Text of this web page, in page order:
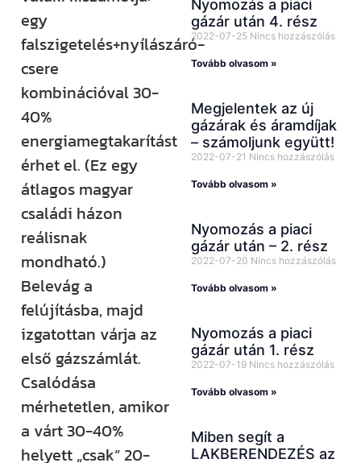
egy
falszigetelés+nyílászáró-
csere
kombinációval 30-
40%
energiamegtakarítást
érhet el. (Ez egy
átlagos magyar
családi házon
reálisnak
mondható.)
Belevág a
felújításba, majd
izgatottan várja az
első gázszámlát.
Csalódása
mérhetetlen, amikor
a várt 30-40%
helyett „csak” 20-
Nyomozás a piaci
gázár után 4. rész
2022-07-25 Nincs hozzászólás
Tovább olvasom »
Megjelentek az új
gázárak és áramdíjak
– számoljunk együtt!
2022-07-21 Nincs hozzászólás
Tovább olvasom »
Nyomozás a piaci
gázár után – 2. rész
2022-07-20 Nincs hozzászólás
Tovább olvasom »
Nyomozás a piaci
gázár után 1. rész
2022-07-19 Nincs hozzászólás
Tovább olvasom »
Miben segít a
LAKBERENDEZÉS az